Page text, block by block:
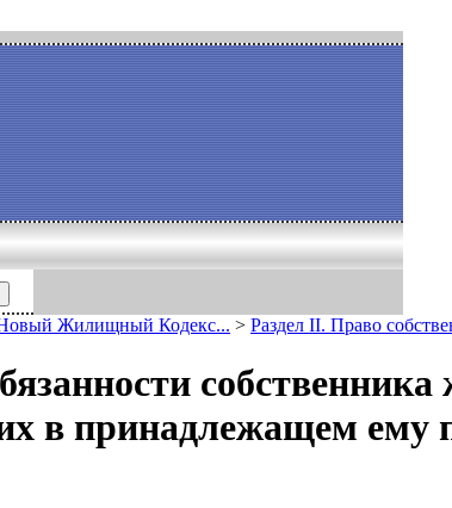
Жилищный Кодекс... > Раздел II. Право
в принадлежащем ему